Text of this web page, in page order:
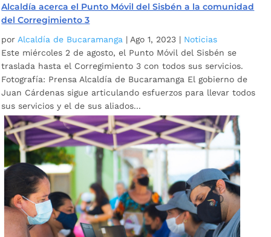
Alcaldía acerca el Punto Móvil del Sisbén a la comunidad
del Corregimiento 3
por Alcaldía de Bucaramanga | Ago 1, 2023 | Noticias
Este miércoles 2 de agosto, el Punto Móvil del Sisbén se
traslada hasta el Corregimiento 3 con todos sus servicios.
Fotografía: Prensa Alcaldía de Bucaramanga El gobierno de
Juan Cárdenas sigue articulando esfuerzos para llevar todos
sus servicios y el de sus aliados...